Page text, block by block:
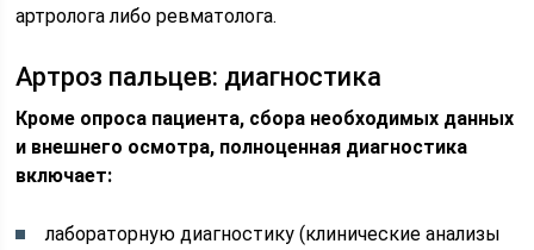
артролога либо ревматолога.
Артроз пальцев: диагностика
Кроме опроса пациента, сбора необходимых данных
и внешнего осмотра, полноценная диагностика
включает:
лабораторную диагностику (клинические анализы